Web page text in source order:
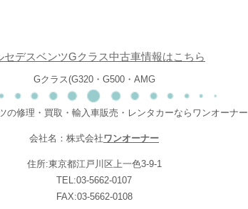
セデスベンツGクラス中古車情報はこちら
Gクラス(G320・G500・AMG
の修理・買取・輸入車販売・レンタカーならワンオーナー
会社名：株式会社ワンオーナー
住所:東京都江戸川区上一色3-9-1
TEL:03-5662-0107
FAX:03-5662-0108